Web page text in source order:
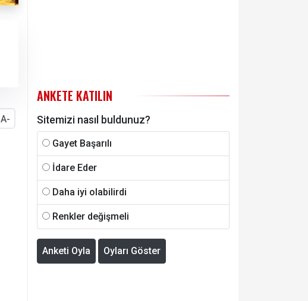
A-
ANKETE KATILIN
Sitemizi nasıl buldunuz?
Gayet Başarılı
İdare Eder
Daha iyi olabilirdi
Renkler değişmeli
Anketi Oyla Oyları Göster